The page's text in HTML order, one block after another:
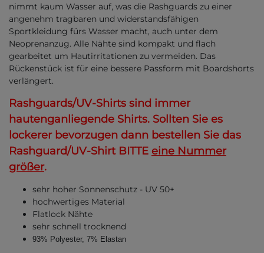
nimmt kaum Wasser auf, was die Rashguards zu einer
angenehm tragbaren und widerstandsfähigen
Sportkleidung fürs Wasser macht, auch unter dem
Neoprenanzug. Alle Nähte sind kompakt und flach
gearbeitet um Hautirritationen zu vermeiden. Das
Rückenstück ist für eine bessere Passform mit Boardshorts
verlängert.
Rashguards/UV-Shirts sind immer
hautenganliegende Shirts. Sollten Sie es
lockerer bevorzugen dann bestellen Sie das
Rashguard/UV-Shirt BITTE eine Nummer
größer.
sehr hoher Sonnenschutz - UV 50+
hochwertiges Material
Flatlock Nähte
sehr schnell trocknend
93% Polyester, 7% Elastan